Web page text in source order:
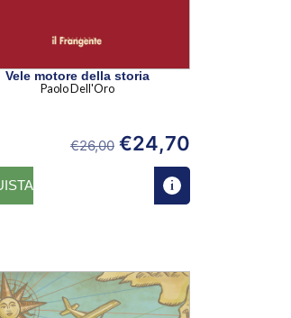
Vele motore della storia
Paolo Dell'Oro
€26,00 €24,70